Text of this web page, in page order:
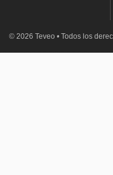
© 2026 Teveo • Todos los